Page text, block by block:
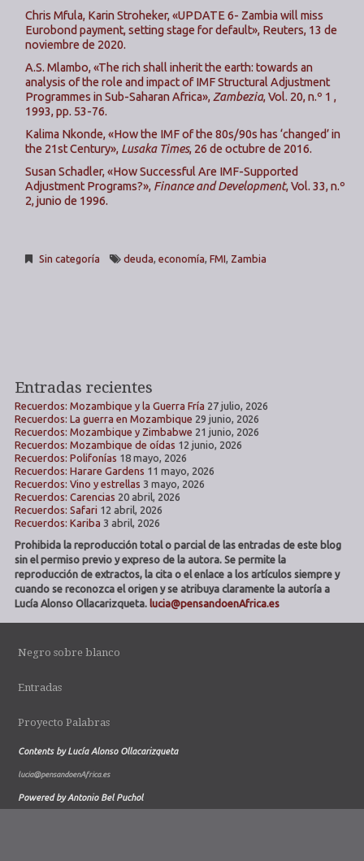
Chris Mfula, Karin Stroheker, «UPDATE 6- Zambia will miss
Eurobond payment, setting stage for default», Reuters, 13 de
noviembre de 2020.
A.S. Mlambo, «The rich shall inherit the earth: towards an
analysis of the role and impact of IMF Structural Adjustment
Programmes in Sub-Saharan Africa», Zambezia, Vol. 20, n.º 1 ,
1993, pp. 53-76.
Kalima Nkonde, «How the IMF of the 80s/90s has ‘changed’ in
the 21st Century», Lusaka Times, 26 de octubre de 2016.
Susan Schadler, «How Successful Are IMF-Supported
Adjustment Programs?», Finance and Development, Vol. 33, n.º
2, junio de 1996.
Sin categoría deuda ,economía ,FMI Zambia
Entradas recientes
Recuerdos: Mozambique y la Guerra Fría 27 julio, 2026
Recuerdos: La guerra en Mozambique 29 junio, 2026
Recuerdos: Mozambique y Zimbabwe 21 junio, 2026
Recuerdos: Mozambique de oídas 12 junio, 2026
Recuerdos: Polifonías 18 mayo, 2026
Recuerdos: Harare Gardens 11 mayo, 2026
Recuerdos: Vino y estrellas 3 mayo, 2026
Recuerdos: Carencias 20 abril, 2026
Recuerdos: Safari 12 abril, 2026
Recuerdos: Kariba 3 abril, 2026
Prohibida la reproducción total o parcial de las entradas de este blog
sin el permiso previo y expreso de la autora. Se permite la
reproducción de extractos, la cita o el enlace a los artículos siempre y
cuando se reconozca el origen y se atribuya claramente la autoría a
Lucía Alonso Ollacarizqueta. lucia@pensandoenAfrica.es
Negro sobre blanco
Entradas
Proyecto Palabras
Contents by Lucía Alonso Ollacarizqueta
lucia@pensandoenAfrica.es
Powered by Antonio Bel Puchol